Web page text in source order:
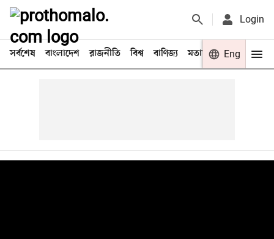
Login
সর্বশেষ বাংলাদেশ রাজনীতি বিশ্ব বাণিজ্য মতামত খেলা
Eng